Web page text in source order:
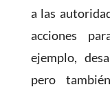
a las
acciones
ejemplo,
pero